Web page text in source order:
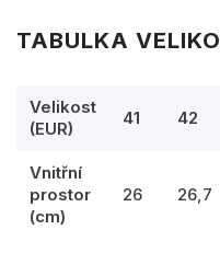
TABULKA
Velikost
(EUR)
41 42
Vnitřní
prostor
(cm)
26 26,7